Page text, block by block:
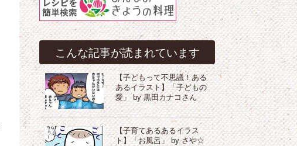
こんな記事が読まれています
【子どもって不思議！ある
あるイラスト】「子どもの
愛」 by 黒田カナコさん
【子育てあるあるイラス
ト】「お風呂」 by さや☆